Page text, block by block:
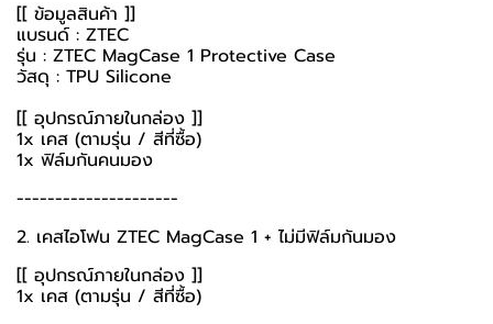
[[ ข้อมูลสินค้า ]]
แบรนด์ : ZTEC
รุ่น : ZTEC MagCase 1 Protective Case
วัสดุ : TPU Silicone
[[ อุปกรณ์ภายในกล่อง ]]
1x เคส (ตามรุ่น / สีที่ซื้อ)
1x ฟิล์มกันคนมอง
---------------------
2. เคสไอโฟน ZTEC MagCase 1 + ไม่มีฟิล์มกันมอง
[[ อุปกรณ์ภายในกล่อง ]]
1x เคส (ตามรุ่น / สีที่ซื้อ)